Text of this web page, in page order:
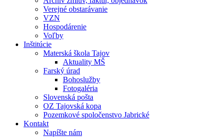
Verejné obstarávanie
VZN
Hospodárenie
Voľby
Inštitúcie
Materská škola Tajov
Aktuality MŠ
Farský úrad
Bohoslužby
Fotogaléria
Slovenská pošta
OZ Tajovská kopa
Pozemkové spoločenstvo Jabrické
Kontakt
Napíšte nám